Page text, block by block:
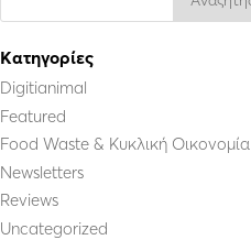
Kατηγορίες
Digitianimal
Featured
Food Waste & Κυκλική Οικονομία
Newsletters
Reviews
Uncategorized